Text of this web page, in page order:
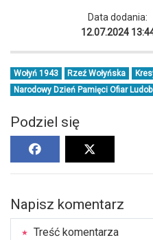
Data dodania:
12.07.2024
Wołyń 1943 Rzeź Wołyńska
Narodowy Dzień Pamięci Ofiar
Podziel się
Napisz komentarz
Treść komentarza